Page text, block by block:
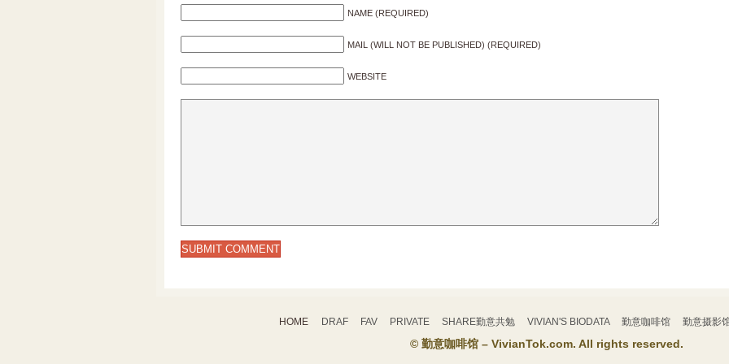
NAME (REQUIRED)
MAIL (WILL NOT BE PUBLISHED) (REQUIRED)
WEBSITE
HOME DRAF FAV PRIVATE SHARE勤意共勉 VIVIAN'S BIODATA 勤意咖啡馆 勤意摄影
© 勤意咖啡馆 – VivianTok.com. All rights reserved.